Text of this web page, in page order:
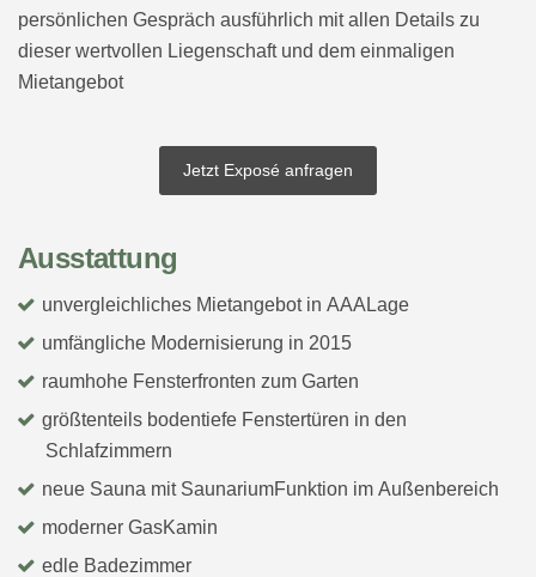
persönlichen Gespräch ausführlich mit allen Details zu
dieser wertvollen Liegenschaft und dem einmaligen
Mietangebot
Jetzt Exposé anfragen
Ausstattung
unvergleichliches Mietangebot in AAALage
umfängliche Modernisierung in 2015
raumhohe Fensterfronten zum Garten
größtenteils bodentiefe Fenstertüren in den
Schlafzimmern
neue Sauna mit SaunariumFunktion im Außenbereich
moderner GasKamin
edle Badezimmer